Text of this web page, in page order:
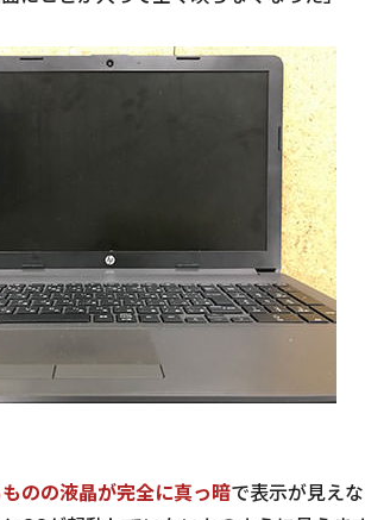
のの液晶が完全に真っ暗で表示が見え